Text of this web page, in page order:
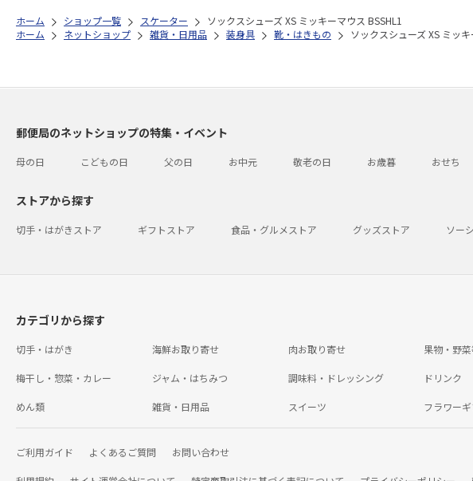
ホーム ショップ一覧 スケーター
ソックスシューズ XS ミッキーマウス BSSHL1
ホーム
ネットショップ 雑貨・日用品 装身具 靴・はきもの ソックスシューズ XS ミッキ
郵便局のネットショップの特集・イベント
母の日 こどもの日 父の日 お中元 敬老の日 お歳暮 おせち
ストアから探す
切手・はがきストア ギフトストア 食品・グルメストア グッズストア ソー
カテゴリから探す
切手・はがき 海鮮お取り寄せ 肉お取り寄せ 果物・野
梅干し・惣菜・カレー ジャム・はちみつ 調味料・ドレッシング ドリンク
めん類 雑貨・日用品 スイーツ フラワーギ
ご利用ガイド よくあるご質問 お問い合わせ